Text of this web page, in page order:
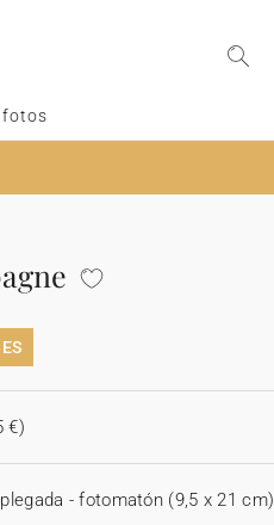
fotos
€)
- fotomatón (9,5 x 21 cm)